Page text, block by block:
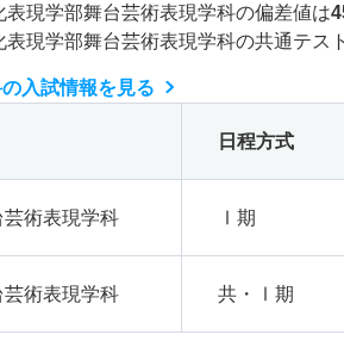
表現学部舞台芸術表現学科の偏差値は
表現学部舞台芸術表現学科の共通テス
入試情報を見る
日程方式
術表現学科 Ⅰ期
術表現学科 共・Ⅰ期